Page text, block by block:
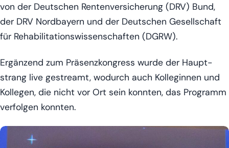
von der Deut­schen Ren­ten­ver­si­che­rung (DRV) Bund,
der DRV Nord­bay­ern und der Deut­schen Gesell­schaft
für Reha­bi­li­ta­ti­ons­wis­sen­schaf­ten (DGRW).
Ergän­zend zum Prä­senz­kon­gress wur­de der Haupt­
strang live gestreamt, wodurch auch Kol­le­gin­nen und
Kol­le­gen, die nicht vor Ort sein konn­ten, das Pro­gramm
ver­fol­gen konnten.